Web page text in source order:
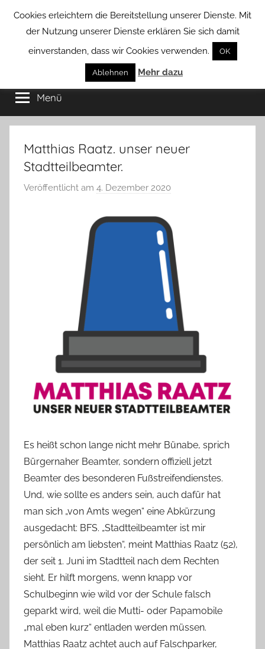
Borstel
von
Groß
Borstel
Menü
Matthias Raatz. unser neuer
Stadtteilbeamter.
Veröffentlicht am 4. Dezember 2020
T
a
b
e
a
B
n
a
s
c
Es heißt schon lange nicht mehr Bünabe, sprich
Bürgernaher Beamter, sondern offiziell jetzt
Beamter des besonderen Fußstreifendienstes.
Und, wie sollte es anders sein, auch dafür hat
man sich „von Amts wegen“ eine Abkürzung
ausgedacht: BFS. „Stadtteilbeamter ist mir
persönlich am liebsten“, meint Matthias Raatz (52),
der seit 1. Juni im Stadtteil nach dem Rechten
sieht. Er hilft morgens, wenn knapp vor
Schulbeginn wie wild vor der Schule falsch
geparkt wird, weil die Mutti- oder Papamobile
„mal eben kurz“ entladen werden müssen.
Matthias Raatz achtet auch auf Falschparker,
Cookies erleichtern die Bereitstellung unserer Dienste. Mit
der Nutzung unserer Dienste erklären Sie sich damit
einverstanden, dass wir Cookies verwenden.
OK
Ablehnen Mehr dazu